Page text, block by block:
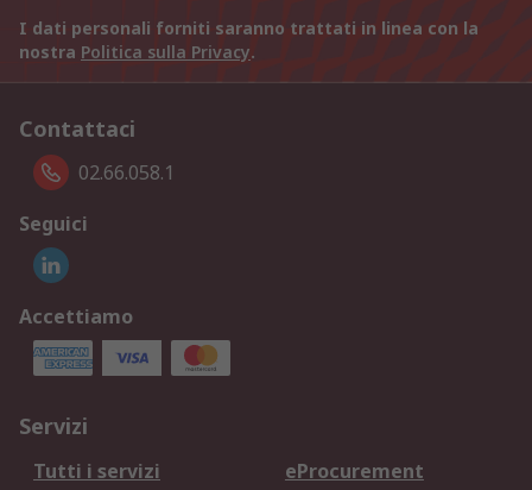
I dati personali forniti saranno trattati in linea con la
nostra Politica sulla Privacy.
Contattaci
02.66.058.1
Seguici
Accettiamo
Servizi
Tutti i servizi
eProcurement